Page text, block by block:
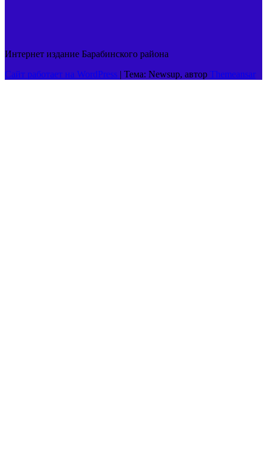
Интернет издание Барабинского района
Сайт работает на WordPress | Тема: Newsup, автор Themeansar